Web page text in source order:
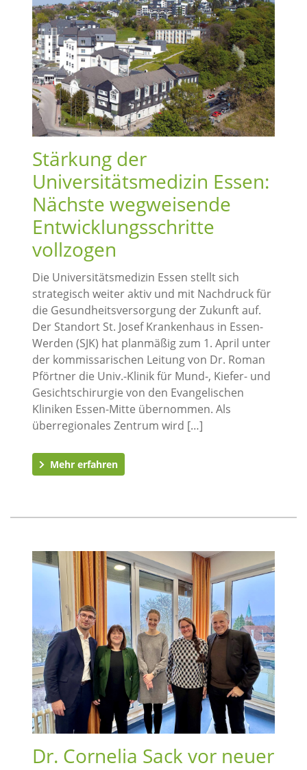
Stärkung der
Universitätsmedizin Essen:
Nächste wegweisende
Entwicklungsschritte
vollzogen
Die Universitätsmedizin Essen stellt sich
strategisch weiter aktiv und mit Nachdruck für
die Gesundheitsversorgung der Zukunft auf.
Der Standort St. Josef Krankenhaus in Essen-
Werden (SJK) hat planmäßig zum 1. April unter
der kommissarischen Leitung von Dr. Roman
Pförtner die Univ.-Klinik für Mund-, Kiefer- und
Gesichtschirurgie von den Evangelischen
Kliniken Essen-Mitte übernommen. Als
überregionales Zentrum wird […]
Mehr erfahren
Dr. Cornelia Sack vor neuer